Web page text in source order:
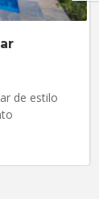
de estilo